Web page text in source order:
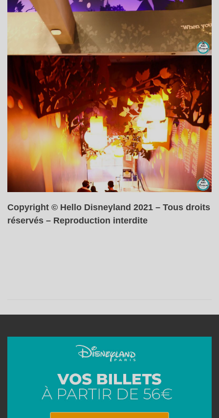
Copyright © Hello Disneyland 2021 – Tous droits
réservés – Reproduction interdite